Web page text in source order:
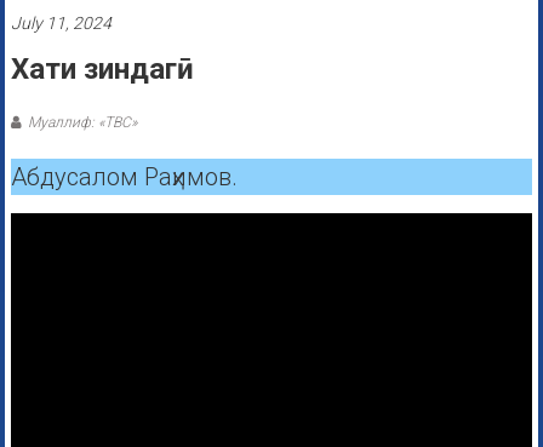
July 11, 2024
Хати зиндагӣ
Муаллиф: «ТВС»
Абдусалом Раҳимов.